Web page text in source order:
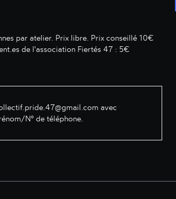
par atelier. Prix libre. Prix conseillé 10€
de l'association Fiertés 47 : 5€
avec
N° de téléphone.